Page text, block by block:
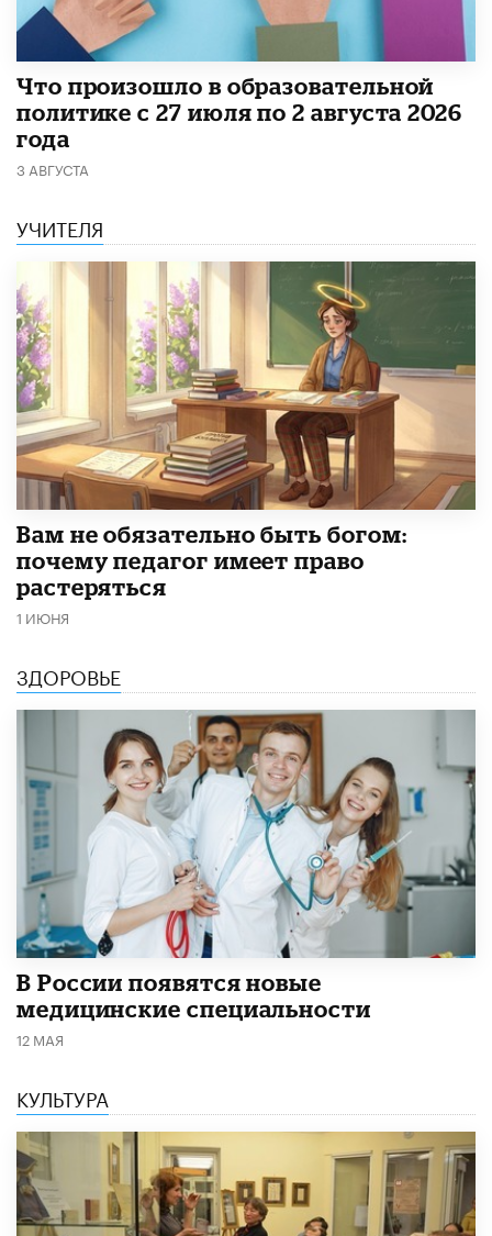
​Что произошло в образовательной
политике с 27 июля по 2 августа 2026
года
3 АВГУСТА
УЧИТЕЛЯ
​Вам не обязательно быть богом:
почему педагог имеет право
растеряться
1 ИЮНЯ
ЗДОРОВЬЕ
В России появятся новые
медицинские специальности
12 МАЯ
КУЛЬТУРА